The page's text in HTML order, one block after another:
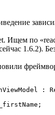
Ищем по
1.6.2).
: